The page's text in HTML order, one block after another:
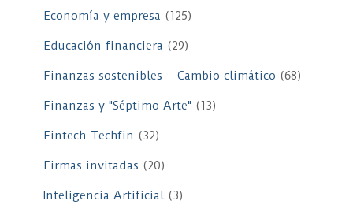
Economía y empresa (125)
Educación financiera (29)
Finanzas sostenibles – Cambio climático (68)
Finanzas y "Séptimo Arte" (13)
Fintech-Techfin (32)
Firmas invitadas (20)
Inteligencia Artificial(3)